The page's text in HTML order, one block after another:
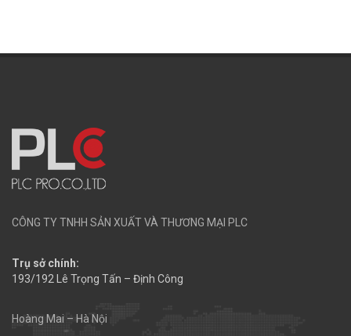
CÔNG TY TNHH SẢN XUẤT VÀ THƯƠNG MẠI PLC
Trụ sở chính:
193/192 Lê Trọng Tấn – Định Công
Hoàng Mai – Hà Nội